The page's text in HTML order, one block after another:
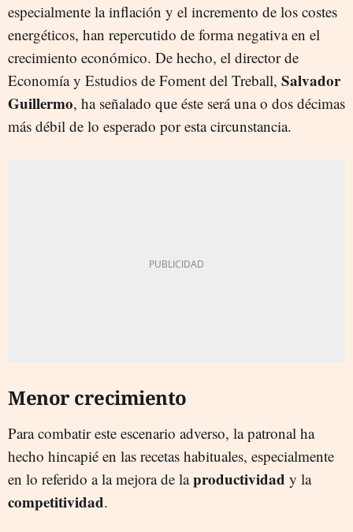
especialmente la inflación y el incremento de los costes
energéticos, han repercutido de forma negativa en el
crecimiento económico. De hecho, el director de
Economía y Estudios de Foment del Treball, Salvador
Guillermo, ha señalado que éste será una o dos décimas
más débil de lo esperado por esta circunstancia.
Menor crecimiento
Para combatir este escenario adverso, la patronal ha
hecho hincapié en las recetas habituales, especialmente
en lo referido a la mejora de laproductividad y la
competitividad.